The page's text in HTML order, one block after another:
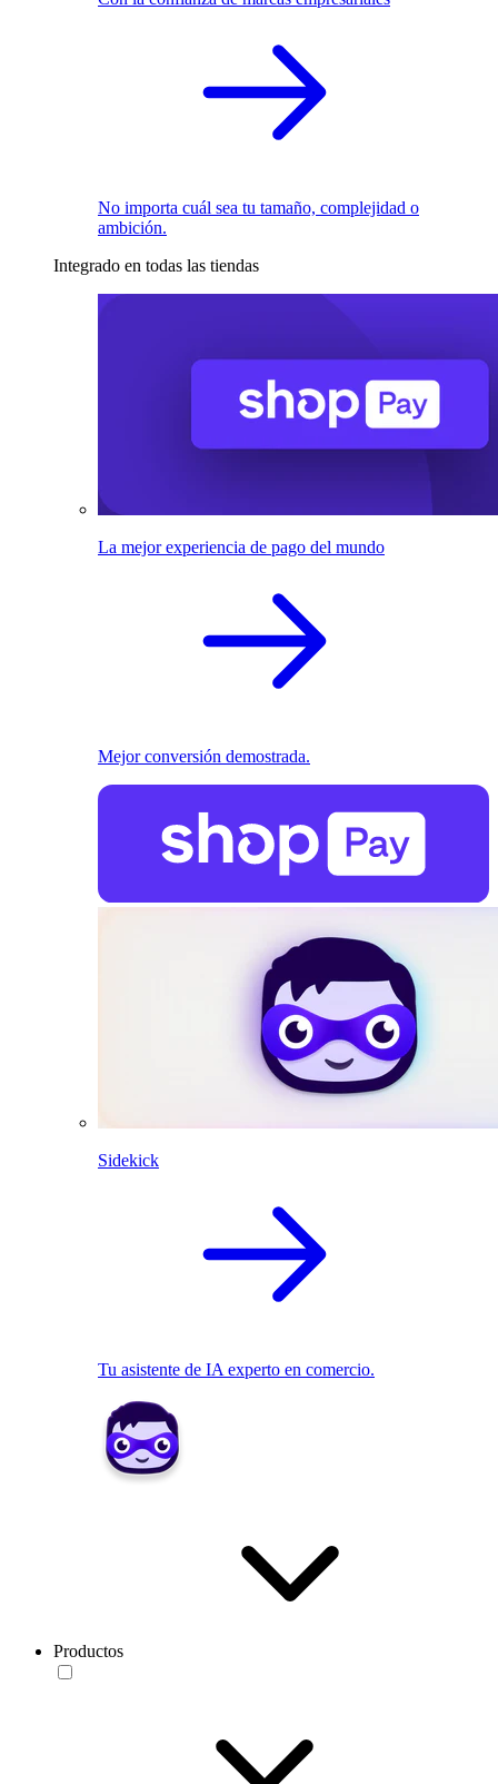
No importa cuál sea tu tamaño, complejidad o
ambición.
Integrado en todas las tiendas
La mejor experiencia de pago del mundo
Mejor conversión demostrada.
Sidekick
Tu asistente de IA experto en comercio.
Productos